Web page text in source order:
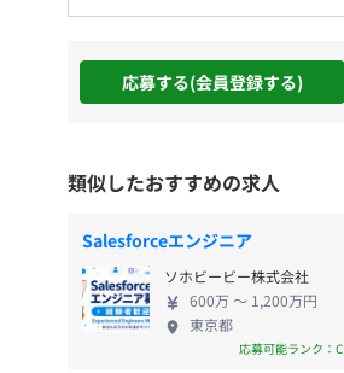
応募する(会員登録する)
類似したおすすめの求人
Salesforceエンジニア
ソホビービー株式会社
600万 〜 1,200万円
東京都
応募可能ランク：C